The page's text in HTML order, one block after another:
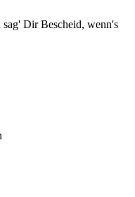
Dir Bescheid, wenn's